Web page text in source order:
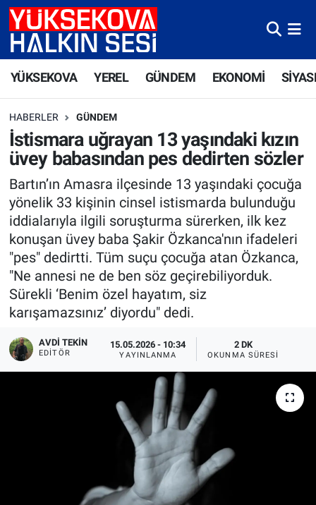
YÜKSEKOVA YEREL GÜNDEM EKONOMİ
HABERLER GÜNDEM
İstismara uğrayan 13 yaşındaki kızın
üvey babasından pes dedirten sözler
Bartın’ın Amasra ilçesinde 13 yaşındaki çocuğa
yönelik 33 kişinin cinsel istismarda bulunduğu
iddialarıyla ilgili soruşturma sürerken, ilk kez
konuşan üvey baba Şakir Özkanca'nın ifadeleri
"pes" dedirtti. Tüm suçu çocuğa atan Özkanca,
"Ne annesi ne de ben söz geçirebiliyorduk.
Sürekli ‘Benim özel hayatım, siz
karışamazsınız’ diyordu" dedi.
AVDI TEKIN
EDITÖR
15.05.2026 - 10:34
YAYINLANMA
2 DK
OKUNMA SÜRESI
Yüksekova Nöbetçi Eczaneler
Süper Lig Puan Durumu ve Fikstür
Tüm Manşetler
Son Dakika Haberleri
Haber Arşivi